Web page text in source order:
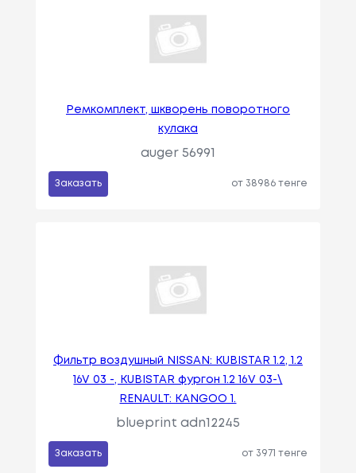
Ремкомплект, шкворень поворотного
кулака
auger 56991
Заказать от 38986 тенге
Фильтр воздушный NISSAN: KUBISTAR 1.2, 1.2
16V 03 -, KUBISTAR фургон 1.2 16V 03-\
RENAULT: KANGOO 1.
blueprint adn12245
Заказать от 3971 тенге